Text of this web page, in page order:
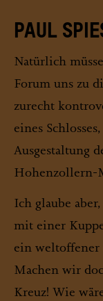
PAUL
Natürlich
Forum uns zu
zurecht
eines
Ausgestaltung
Hohenzollern-
Ich glaube
mit einer
ein weltoffener
Machen wir
Kreuz! Wie